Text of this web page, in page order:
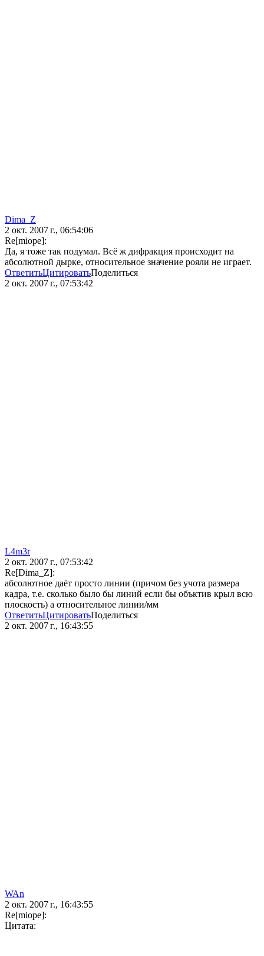
Dima_Z
2 окт. 2007 г., 06:54:06
Re[miope]:
Да, я тоже так подумал. Всё ж дифракция происходит на
абсолютной дырке, относительное значение рояли не играет.
ОтветитьЦитироватьПоделиться
2 окт. 2007 г., 07:53:42
L4m3r
2 окт. 2007 г., 07:53:42
Re[Dima_Z]:
абсолютное даёт просто линии (причом без учота размера
кадра, т.е. сколько было бы линий если бы объктив крыл всю
плоскость) а относительное линии/мм
ОтветитьЦитироватьПоделиться
2 окт. 2007 г., 16:43:55
WAn
2 окт. 2007 г., 16:43:55
Re[miope]:
Цитата: